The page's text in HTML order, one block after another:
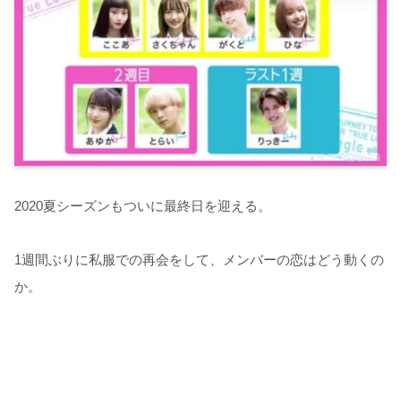
2020夏シーズンもついに最終日を迎える。
1週間ぶりに私服での再会をして、メンバーの恋はどう動くの
か。